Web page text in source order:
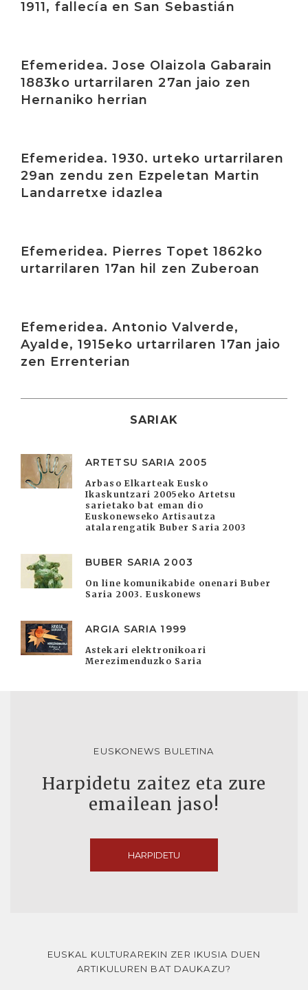
1911, fallecía en San Sebastián
Efemeridea. Jose Olaizola Gabarain
1883ko urtarrilaren 27an jaio zen
Hernaniko herrian
Efemeridea. 1930. urteko urtarrilaren
29an zendu zen Ezpeletan Martin
Landarretxe idazlea
Efemeridea. Pierres Topet 1862ko
urtarrilaren 17an hil zen Zuberoan
Efemeridea. Antonio Valverde,
Ayalde, 1915eko urtarrilaren 17an jaio
zen Errenterian
SARIAK
ARTETSU SARIA 2005
Arbaso Elkarteak Eusko
Ikaskuntzari 2005eko Artetsu
sarietako bat eman dio
Euskonewseko Artisautza
atalarengatik Buber Saria 2003
BUBER SARIA 2003
On line komunikabide onenari Buber
Saria 2003. Euskonews
ARGIA SARIA 1999
Astekari elektronikoari
Merezimenduzko Saria
EUSKONEWS BULETINA
Harpidetu zaitez eta zure
emailean jaso!
HARPIDETU
EUSKAL KULTURAREKIN ZER IKUSIA DUEN
ARTIKULUREN BAT DAUKAZU?